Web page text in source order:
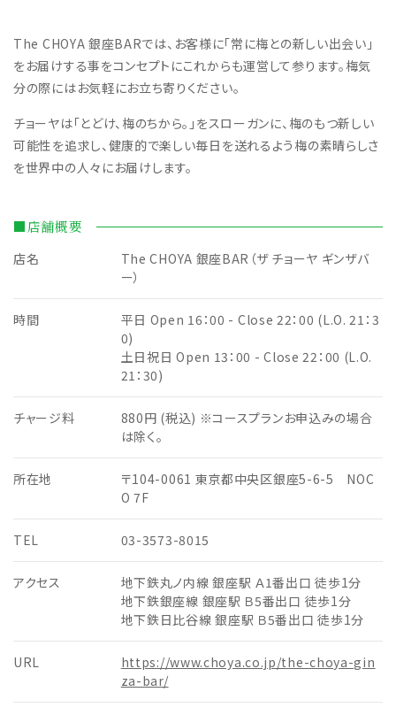
The CHOYA 銀座BARでは、お客様に「常に梅との新しい出会い」
をお届けする事をコンセプトにこれからも運営して参ります。梅気
分の際にはお気軽にお立ち寄りください。
チョーヤは「とどけ、梅のちから。」をスローガンに、梅のもつ新しい
可能性を追求し、健康的で楽しい毎日を送れるよう梅の素晴らしさ
を世界中の人々にお届けします。
■店舗概要
店名
The CHOYA 銀座BAR（ザ チョーヤ ギンザバ
ー）
時間
平日 Open 16：00 - Close 22：00 (L.O. 21：3
0)
土日祝日 Open 13：00 - Close 22：00 (L.O.
21：30)
チャージ料
880円 (税込) ※コースプランお申込みの場合
は除く。
所在地
〒104-0061 東京都中央区銀座5-6-5 NOC
O 7F
TEL 03-3573-8015
アクセス
地下鉄丸ノ内線 銀座駅 Ａ1番出口 徒歩1分
地下鉄銀座線 銀座駅 Ｂ5番出口 徒歩1分
地下鉄日比谷線 銀座駅 Ｂ5番出口 徒歩1分
URL
https://www.choya.co.jp/the-choya-gin
za-bar/